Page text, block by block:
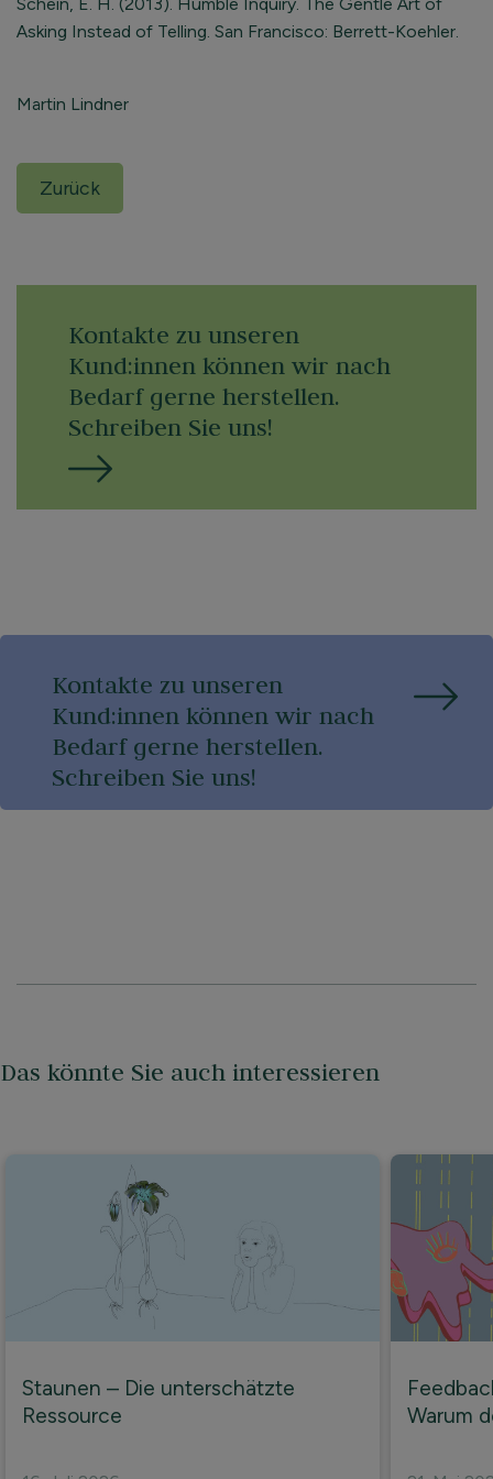
Zurück
Kontakte zu unseren
Kund:innen können wir nach
Bedarf gerne herstellen.
Schreiben Sie uns!
Kontakte zu unseren
Kund:innen können wir nach
Bedarf gerne herstellen.
Schreiben Sie uns!
Asking Instead of Telling. San Francisco: Berrett-Koehler.
Martin Lindner
Das könnte Sie auch interessieren
Staunen – Die unterschätzte
Ressource
Warum